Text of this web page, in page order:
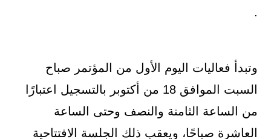
.
وتبدأ فعاليات اليوم الأول من المؤتمر صباح
السبت الموافق 18 من أكتوبر بالتسجيل اعتبارًا
من الساعة الثامنة والنصف وحتى الساعة
العاشرة صباحًا، ويعقب ذلك الجلسة الافتتاحية